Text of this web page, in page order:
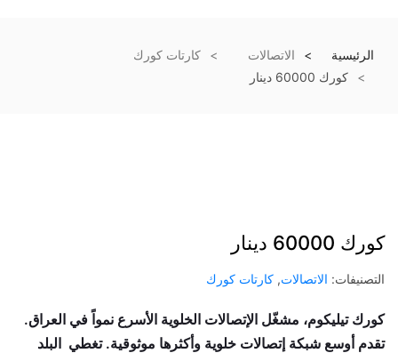
الرئيسية الاتصالات
كارتات كورك
كورك 60000 دينار
كورك 60000 دينار
التصنيفات: الاتصالات, كارتات كورك
كورك تيليكوم، مشغّل الإتصالات الخلوية الأسرع نمواً في العراق.
تقدم أوسع شبكة إتصالات خلوية وأكثرها موثوقية. تغطي البلد